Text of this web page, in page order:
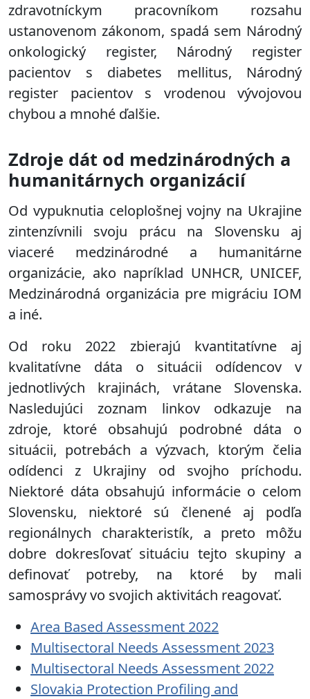
zdravotníckym pracovníkom rozsahu
ustanovenom zákonom, spadá sem Národný
onkologický register, Národný register
pacientov s diabetes mellitus, Národný
register pacientov s vrodenou vývojovou
chybou a mnohé ďalšie.
Zdroje dát od medzinárodných a
humanitárnych organizácií
Od vypuknutia celoplošnej vojny na Ukrajine
zintenzívnili svoju prácu na Slovensku aj
viaceré medzinárodné a humanitárne
organizácie, ako napríklad UNHCR, UNICEF,
Medzinárodná organizácia pre migráciu IOM
a iné.
Od roku 2022 zbierajú kvantitatívne aj
kvalitatívne dáta o situácii odídencov v
jednotlivých krajinách, vrátane Slovenska.
Nasledujúci zoznam linkov odkazuje na
zdroje, ktoré obsahujú podrobné dáta o
situácii, potrebách a výzvach, ktorým čelia
odídenci z Ukrajiny od svojho príchodu.
Niektoré dáta obsahujú informácie o celom
Slovensku, niektoré sú členené aj podľa
regionálnych charakteristík, a preto môžu
dobre dokresľovať situáciu tejto skupiny a
definovať potreby, na ktoré by mali
samosprávy vo svojich aktivitách reagovať.
Area Based Assessment 2022
Multisectoral Needs Assessment 2023
Multisectoral Needs Assessment 2022
Slovakia Protection Profiling and